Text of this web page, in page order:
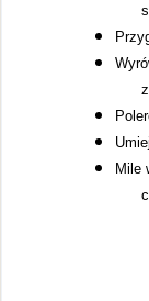
Mile